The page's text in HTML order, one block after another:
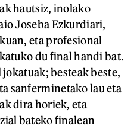
hautsiz, inolako
Joseba Ezkurdiari,
eta profesional
du final handi bat.
besteak beste,
sanferminetako lau eta
dira horiek, eta
bateko finalean